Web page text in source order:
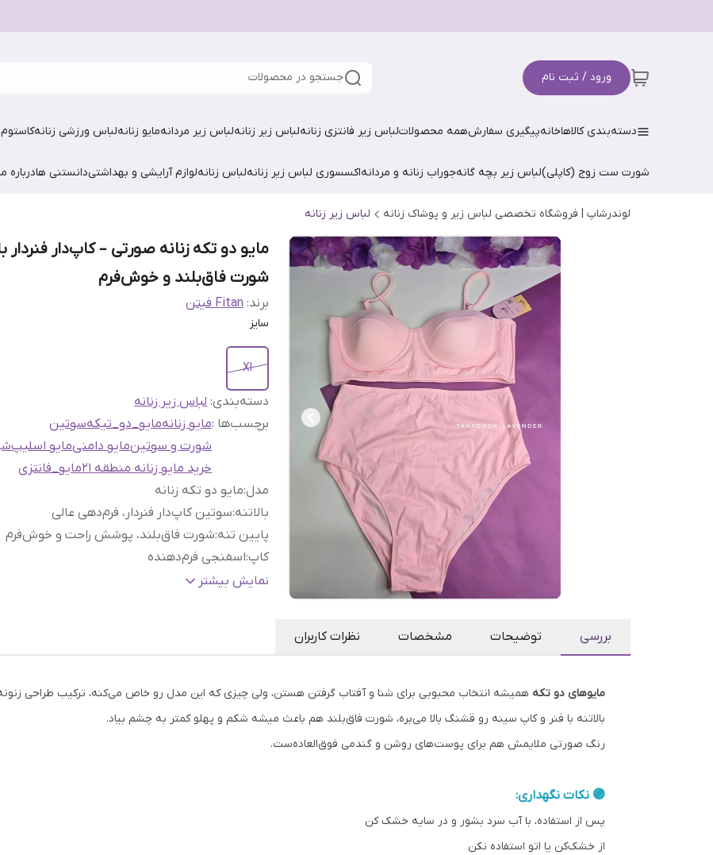
ورود / ثبت نام جستجو در محصولات
دسته‌بندی کالاهاخانهپیگیری سفارشهمه محصولاتلباس زیر فانتزی زنانهلباس زیر زنانهلباس زیر مردانهمایو زنانهلباس ورزشی زنانه
شورت ست زوج (کاپلی)لباس زیر بچه گانهجوراب زنانه و مردانهاکسسوری لباس زیر زنانهلباس زنانهلوازم آرایشی و بهداشتیدانستنی هادرباره
لوندرشاپ | فروشگاه تخصصی لباس زیر و پوشاک زنانه لباس زیر زنانه
مایو دو تکه زنانه صورتی – کاپ‌دار فنردار
شورت فاق‌بلند و خوش‌فرم
برند: Fitan فیتن
سایز
Xl
دسته‌بندی:لباس زیر زنانه
برچسب‌ها :مایو زنانهمایو_دو_تیکهسوتین
شورت و سوتینمایو دامنیمایو اسلیپ
خرید مایو زنانه منطقه 21 مایو_فانتزی
مدل:مایو دو تکه زنانه
بالاتنه:سوتین کاپ‌دار فنردار، فرم‌دهی عالی
پایین تنه:شورت فاق‌بلند، پوشش راحت و خوش‌فرم
کاپ:اسفنجی فرم‌دهنده
فنر:دارد (برای ساپورت بهتر سینه)
نمایش بیشتر
بررسی توضیحات مشخصات نظرات کاربران
مایوهای دو تکه همیشه انتخاب محبوبی برای شنا و آفتاب گرفتن هستن، ولی چیزی که این مدل رو خاص می‌کنه، ترکیب طراحی
بالا‌تنه با فنر و کاپ سینه رو قشنگ بالا می‌بره، شورت فاق‌بلند هم باعث میشه شکم و پهلو کمتر به چشم بیاد.
رنگ صورتی ملایمش هم برای پوست‌های روشن و گندمی فوق‌العاده‌ست.
🟣 نکات نگهداری:
پس از استفاده، با آب سرد بشور و در سایه خشک کن
از خشک‌کن یا اتو استفاده نکن